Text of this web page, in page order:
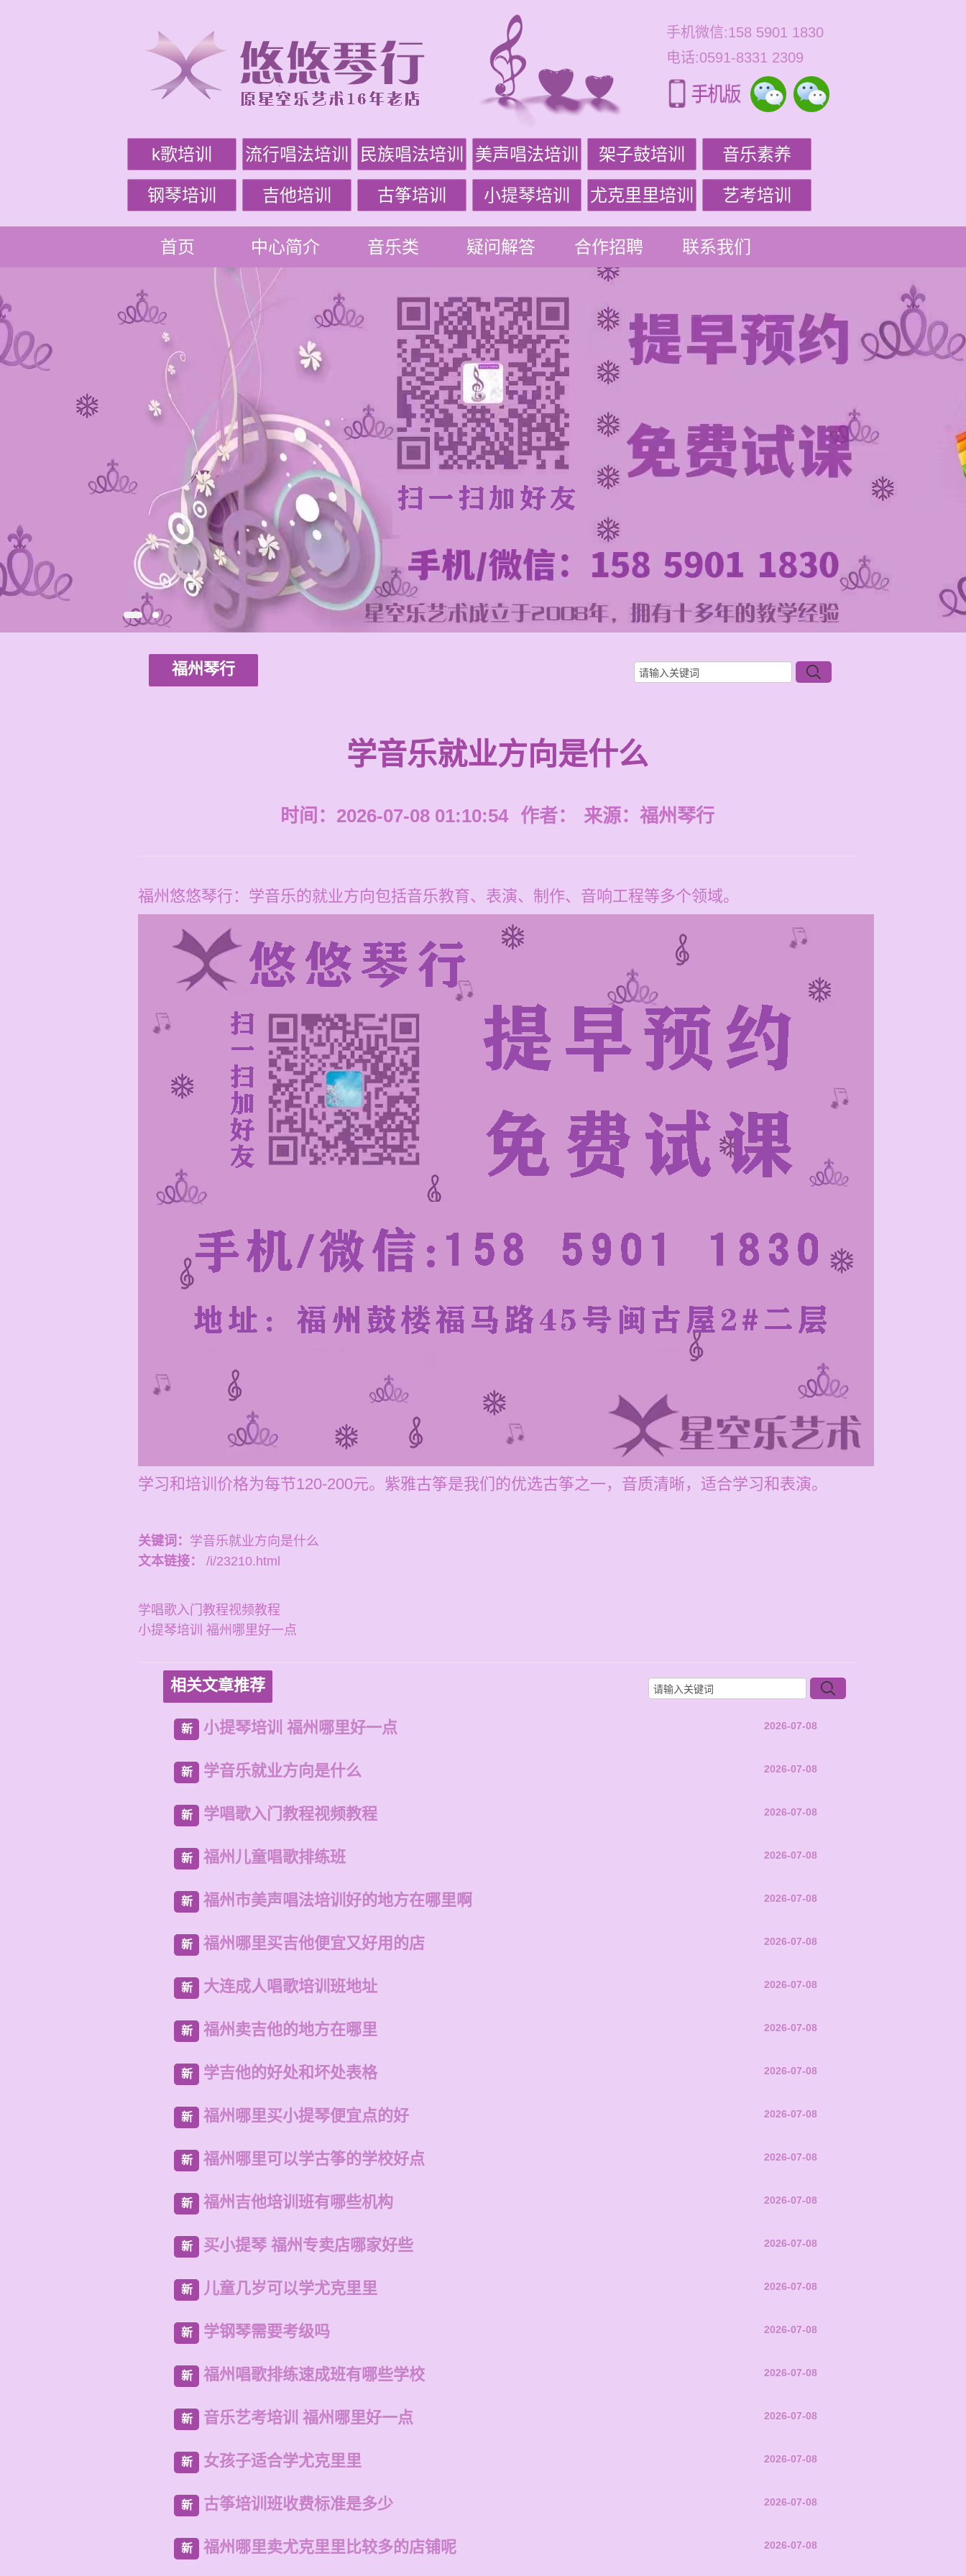
手机微信:158 5901 1830
电话:0591-8331 2309
k歌培训 流行唱法培训 民族唱法培训 美声唱法培训 架子鼓培训 音乐素养
钢琴培训 吉他培训 古筝培训 小提琴培训 尤克里里培训 艺考培训
首页 中心简介 音乐类 疑问解答 合作招聘 联系我们
福州琴行
学音乐就业方向是什么
时间：2026-07-08 01:10:54 作者： 来源： 福州琴行
福州悠悠琴行：学音乐的就业方向包括音乐教育、表演、制作、音响工程等多个领域。
学习和培训价格为每节120-200元。紫雅古筝是我们的优选古筝之一，音质清晰，适合学习和表演。
关键词： 学音乐就业方向是什么
文本链接：
/i/23210.html
学唱歌入门教程视频教程
小提琴培训 福州哪里好一点
相关文章推荐
新 小提琴培训 福州哪里好一点 2026-07-08
新 学音乐就业方向是什么 2026-07-08
新 学唱歌入门教程视频教程 2026-07-08
新 福州儿童唱歌排练班 2026-07-08
新 福州市美声唱法培训好的地方在哪里啊 2026-07-08
新 福州哪里买吉他便宜又好用的店 2026-07-08
新 大连成人唱歌培训班地址 2026-07-08
新 福州卖吉他的地方在哪里 2026-07-08
新 学吉他的好处和坏处表格 2026-07-08
新 福州哪里买小提琴便宜点的好 2026-07-08
新 福州哪里可以学古筝的学校好点 2026-07-08
新 福州吉他培训班有哪些机构 2026-07-08
新 买小提琴 福州专卖店哪家好些 2026-07-08
新 儿童几岁可以学尤克里里 2026-07-08
新 学钢琴需要考级吗 2026-07-08
新 福州唱歌排练速成班有哪些学校 2026-07-08
新 音乐艺考培训 福州哪里好一点 2026-07-08
新 女孩子适合学尤克里里 2026-07-08
新 古筝培训班收费标准是多少 2026-07-08
新 福州哪里卖尤克里里比较多的店铺呢 2026-07-08